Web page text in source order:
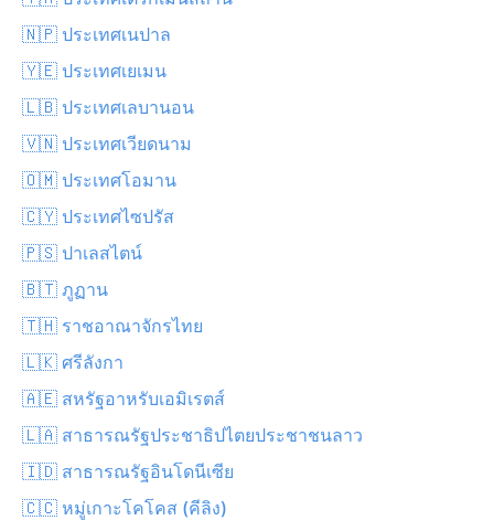
🇳🇵 ประเทศเนปาล
🇾🇪 ประเทศเยเมน
🇱🇧 ประเทศเลบานอน
🇻🇳 ประเทศเวียดนาม
🇴🇲 ประเทศโอมาน
🇨🇾 ประเทศไซปรัส
🇵🇸 ปาเลสไตน์
🇧🇹 ภูฏาน
🇹🇭 ราชอาณาจักรไทย
🇱🇰 ศรีลังกา
🇦🇪 สหรัฐอาหรับเอมิเรตส์
🇱🇦 สาธารณรัฐประชาธิปไตยประชาชนลาว
🇮🇩 สาธารณรัฐอินโดนีเซีย
🇨🇨 หมู่เกาะโคโคส (คีลิง)